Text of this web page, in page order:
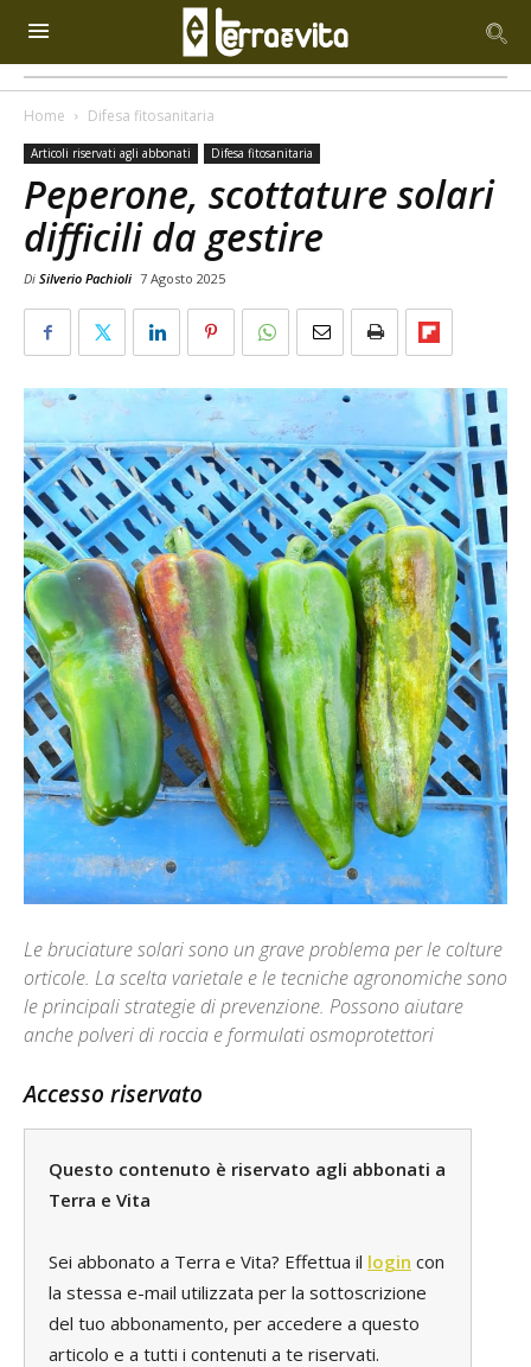
Home Difesa fitosanitaria
Articoli riservati agli abbonati Difesa fitosanitaria
Peperone, scottature solari
difficili da gestire
Di Silverio Pachioli 7 Agosto 2025
Le bruciature solari sono un grave problema per le colture
orticole. La scelta varietale e le tecniche agronomiche sono
le principali strategie di prevenzione. Possono aiutare
anche polveri di roccia e formulati osmoprotettori
Accesso riservato
Questo contenuto è riservato agli abbonati a
Terra e Vita
Sei abbonato a Terra e Vita? Effettua il login con
la stessa e-mail utilizzata per la sottoscrizione
del tuo abbonamento, per accedere a questo
articolo e a tutti i contenuti a te riservati.